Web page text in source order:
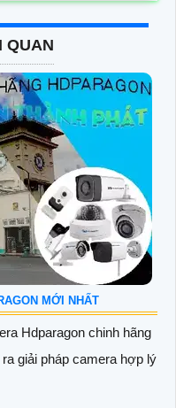
QUAN
MỚI NHẤT
Hdparagon chinh hãng
giải pháp camera hợp lý